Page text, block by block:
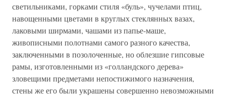
светильниками, горками стиля «буль», чучелами птиц,
навощенными цветами в круглых стеклянных вазах,
лаковыми ширмами, чашами из папье-маше,
живописными полотнами самого разного качества,
заключенными в позолоченные, но облезшие гипсовые
рамы, изготовленными из «голландского дерева»
зловещими предметами непостижимого назначения,
стены же его были украшены совершенно невозможными